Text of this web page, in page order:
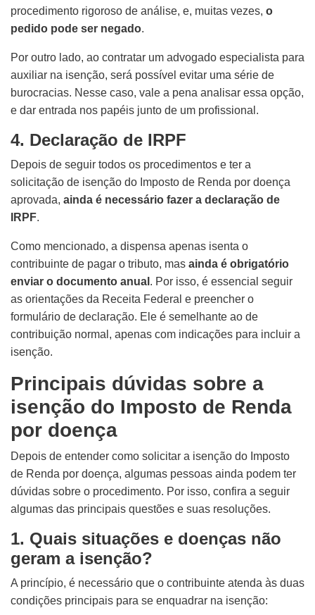
procedimento rigoroso de análise, e, muitas vezes, o
pedido pode ser negado.
Por outro lado, ao contratar um advogado especialista para
auxiliar na isenção, será possível evitar uma série de
burocracias. Nesse caso, vale a pena analisar essa opção,
e dar entrada nos papéis junto de um profissional.
4. Declaração de IRPF
Depois de seguir todos os procedimentos e ter a
solicitação de isenção do Imposto de Renda por doença
aprovada, ainda é necessário fazer a declaração de
IRPF.
Como mencionado, a dispensa apenas isenta o
contribuinte de pagar o tributo, mas ainda é obrigatório
enviar o documento anual . Por isso, é essencial seguir
as orientações da Receita Federal e preencher o
formulário de declaração. Ele é semelhante ao de
contribuição normal, apenas com indicações para incluir a
isenção.
Principais dúvidas sobre a
isenção do Imposto de Renda
por doença
Depois de entender como solicitar a isenção do Imposto
de Renda por doença, algumas pessoas ainda podem ter
dúvidas sobre o procedimento. Por isso, confira a seguir
algumas das principais questões e suas resoluções.
1. Quais situações e doenças não
geram a isenção?
A princípio, é necessário que o contribuinte atenda às duas
condições principais para se enquadrar na isenção: